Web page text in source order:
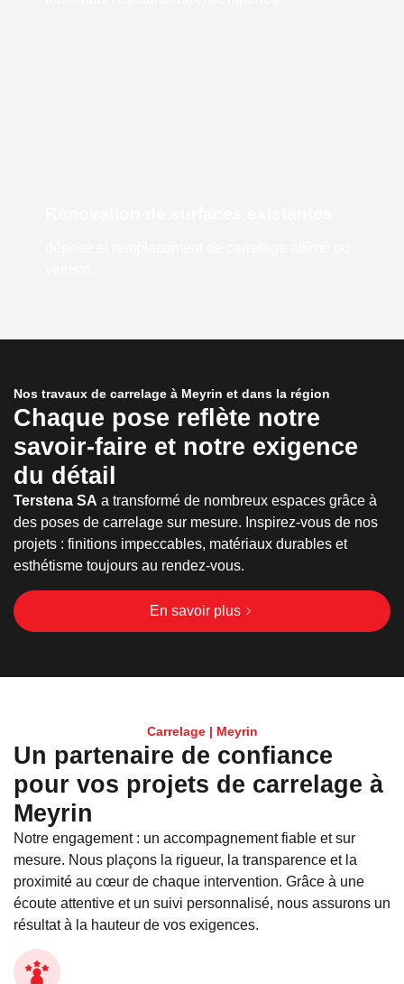
Nos travaux de carrelage à Meyrin et dans la région
Chaque pose reflète notre
savoir-faire et notre exigence
du détail
Terstena SA a transformé de nombreux espaces grâce à
des poses de carrelage sur mesure. Inspirez-vous de nos
projets : finitions impeccables, matériaux durables et
esthétisme toujours au rendez-vous.
En savoir plus
Carrelage | Meyrin
Un partenaire de confiance
pour vos projets de carrelage à
Meyrin
Notre engagement : un accompagnement fiable et sur
mesure. Nous plaçons la rigueur, la transparence et la
proximité au cœur de chaque intervention. Grâce à une
écoute attentive et un suivi personnalisé, nous assurons un
résultat à la hauteur de vos exigences.